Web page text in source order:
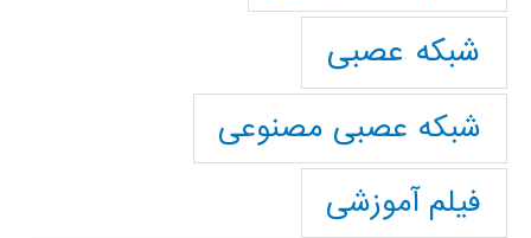
شبکه عصبی
شبکه عصبی مصنوعی
فیلم آموزشی